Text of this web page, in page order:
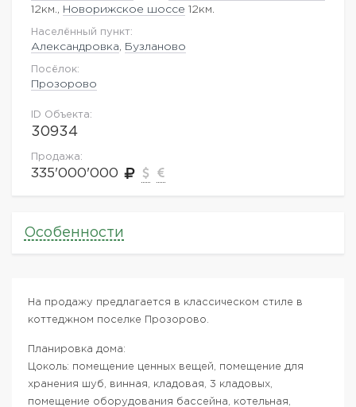
12км.,
Новорижское шоссе 12км.
Населённый пункт:
Александровка Бузланово
Посёлок:
Прозорово
ID Объекта:
30934
Продажа:
335'000'000
Особенности
На продажу предлагается в классическом стиле в
коттеджном поселке Прозорово.
Планировка дома:
Цоколь: помещение ценных вещей, помещение для
хранения шуб, винная, кладовая, 3 кладовых,
помещение оборудования бассейна, котельная,